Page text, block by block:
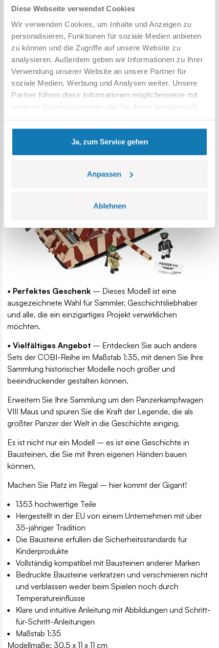
Diese Webseite verwendet Cookies
Wir verwenden Cookies, um Inhalte und Anzeigen zu
personalisieren, Funktionen für soziale Medien anbieten
zu können und die Zugriffe auf unsere Website zu
analysieren. Außerdem geben wir Informationen zu Ihrer
Verwendung unserer Website an unsere Partner für
soziale Medien, Werbung und Analysen weiter. Unsere
Partner führen diese Informationen möglicherweise mit
weiteren Daten zusammen, die Sie ihnen bereitgestellt
gesammelt haben.
Ja, zum Service gehen
Anpassen
Ablehnen
und zu öffnende Luken. Dank dieser Funktionen sieht das
Menge Spielspaß.
• Wie ein echtes Fahrzeug– die Maus bewegt sich auf
Raupenketten und spiegelt so die Funktionsweise eines
echten Panzers originalgetreu wider. Der Raupenantrieb
ermöglicht eine sanfte Bewegung auf verschiedenen
Oberflächen und sorgt so für mehr Realismus.
eine verständliche Anleitung mit Abbildungen, die Sie
Schritt für Schritt durch den gesamten Zusammenbau führt.
• Perfektes Geschenk – Dieses Modell ist eine
ausgezeichnete Wahl für Sammler, Geschichtsliebhaber
und alle, die ein einzigartiges Projekt verwirklichen
möchten.
• Vielfältiges Angebot – Entdecken Sie auch andere
Sets der COBI-Reihe im Maßstab 1:35, mit denen Sie Ihre
Sammlung historischer Modelle noch größer und
beeindruckender gestalten können.
Erweitern Sie Ihre Sammlung um den Panzerkampfwagen
VIII Maus und spüren Sie die Kraft der Legende, die als
größter Panzer der Welt in die Geschichte einging.
Es ist nicht nur ein Modell – es ist eine Geschichte in
Bausteinen, die Sie mit Ihren eigenen Händen bauen
können.
Machen Sie Platz im Regal – hier kommt der Gigant!
1353 hochwertige Teile
Hergestellt in der EU von einem Unternehmen mit über
35-jähriger Tradition
Die Bausteine erfüllen die Sicherheitsstandards für
Kinderprodukte
Vollständig kompatibel mit Bausteinen anderer Marken
Bedruckte Bausteine verkratzen und verschmieren nicht
und verblassen weder beim Spielen noch durch
Temperatureinflüsse
Klare und intuitive Anleitung mit Abbildungen und Schritt-
für-Schritt-Anleitungen
Maßstab 1:35
Modellmaße: 30,5 x 11 x 11 cm